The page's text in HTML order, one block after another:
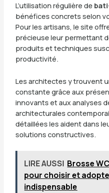
L’utilisation régulière de
bénéfices concrets selon
Pour les artisans, le site
précieuse leur permettant
produits et techniques
productivité.
Les architectes y trouvent
constante grâce aux
innovants et aux analyses
architecturales
détaillées les aident dans
solutions constructives.
LIRE AUSSI Brosse
pour choisir et
indispensable